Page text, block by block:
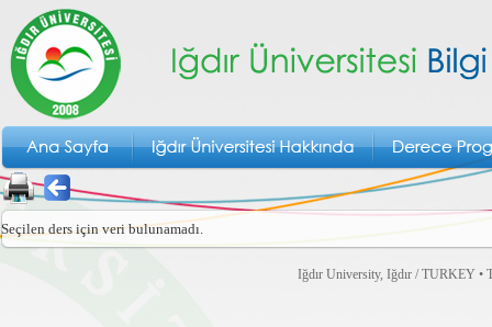
Seçilen ders için veri bulunamadı.
Iğdır University, Iğdır / TURKEY •